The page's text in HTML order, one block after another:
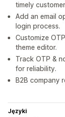
timely
Add an email
login process.
Customize
theme editor.
Track OTP &
for reliability.
B2B company
Języki